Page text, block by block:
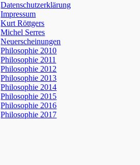
Datenschutzerklärung
Impressum
Kurt Röttgers
Michel Serres
Neuerscheinungen
Philosophie 2010
Philosophie 2011
Philosophie 2012
Philosophie 2013
Philosophie 2014
Philosophie 2015
Philosophie 2016
Philosophie 2017